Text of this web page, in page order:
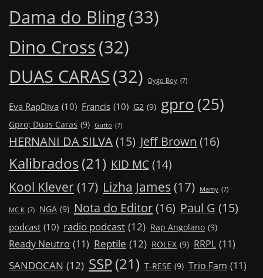
Dama do Bling(33)
Dino Cross(32)
DUAS CARAS(32) Dygo Boy (7)
Eva RapDiva (10) Francis (10) G2 (9) gpro(25)
Gpro; Duas Caras (9) Gutto (7)
HERNANI DA SILVA(15) Jeff Brown (16)
Kalibrados(21) KID MC (14)
Kool Klever (17) Lizha James (17) Mamy (7)
MC K (7) NGA (9) Nota do Editor(16) Paul G (15)
podcast (10) radio podcast (12) Rap Angolano (9)
Ready Neutro (11) Reptile (12) ROLEX (9) RRPL (11)
SANDOCAN (12) SSP(21) T-RESE (9) Trio Fam (11)